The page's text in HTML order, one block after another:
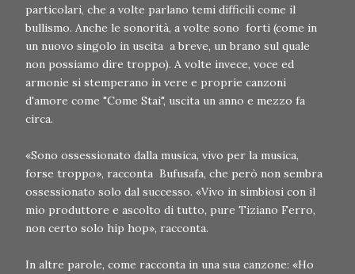
particolari, che a volte parlano temi difficili come il
bullismo. Anche le sonorità, a volte sono forti (come in
un nuovo singolo in uscita a breve, un brano sul quale
non possiamo dire troppo). A volte invece, voce ed
armonie si stemperano in vere e proprie canzoni
d'amore come "Come Stai", uscita un anno e mezzo fa
circa.
«Sono ossessionato dalla musica, vivo per la musica,
forse troppo», racconta Bufusafa, che però non sembra
ossessionato solo dal successo. «Vivo in simbiosi con il
mio produttore e ascolto di tutto, pure Tiziano Ferro,
non certo solo hip hop», racconta.
In altre parole, come racconta in una sua canzone: «Ho